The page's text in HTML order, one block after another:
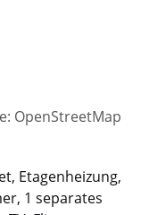
OpenStreetMap
Etagenheizung,
1 separates